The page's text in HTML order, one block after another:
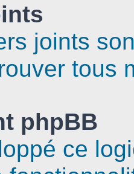
joints
tous
phpBB
ce